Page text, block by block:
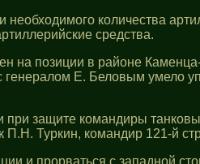
количества
средства.
на позиции в районе
Е. Беловым умело
при защите командиры
Туркин, командир 121-й
и прорваться с западной